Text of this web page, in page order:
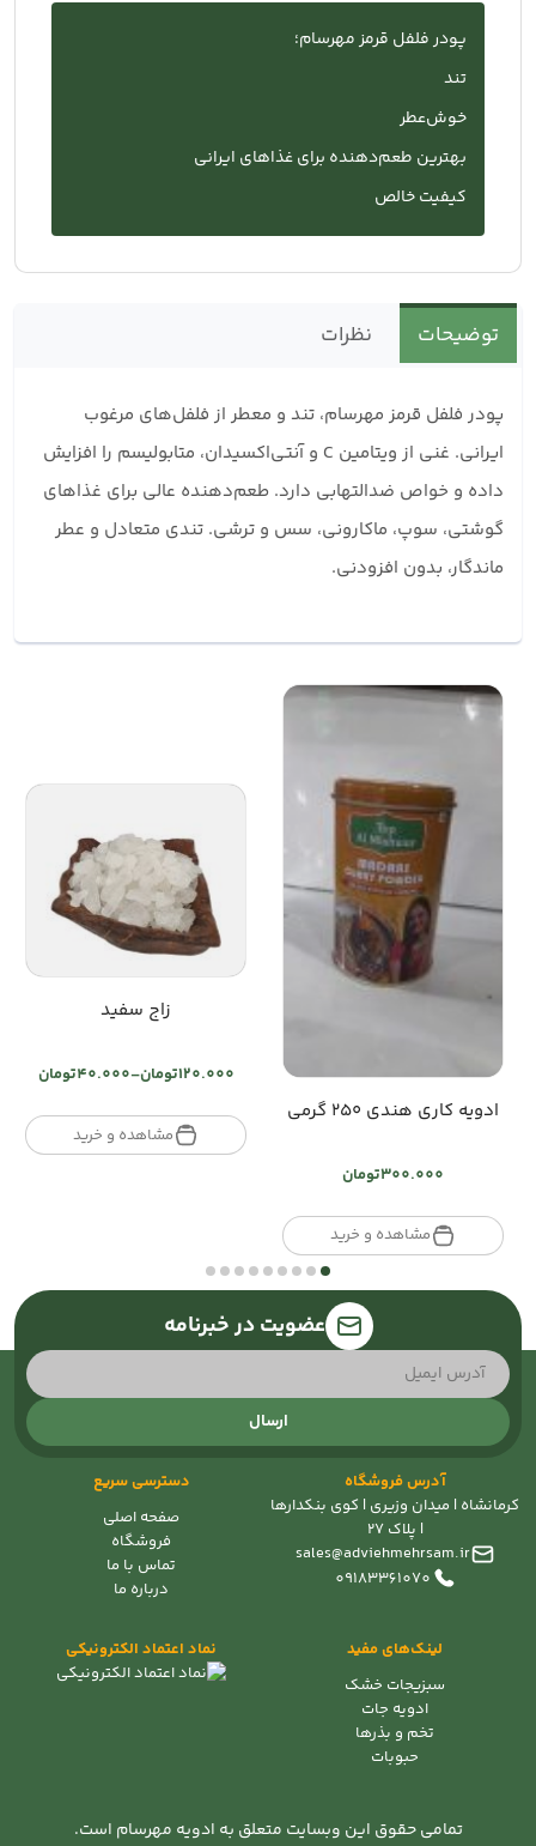
پودر فلفل قرمز مهرسام؛
تند
خوش‌عطر
بهترین طعم‌دهنده برای غذاهای ایرانی
کیفیت خالص
توضیحات نظرات
پودر فلفل قرمز مهرسام، تند و معطر از فلفل‌های مرغوب
ایرانی. غنی از ویتامین C و آنتی‌اکسیدان، متابولیسم را افزایش
داده و خواص ضدالتهابی دارد. طعم‌دهنده عالی برای غذاهای
گوشتی، سوپ، ماکارونی، سس و ترشی. تندی متعادل و عطر
ماندگار، بدون افزودنی.
ادویه کاری هندی ۲۵۰ گرمی
تومان300.000
مشاهده و خرید
زاج سفید
تومان120.000
– تومان40.000
Price
تومان40.000
through
مشاهده و خرید
عضویت در خبرنامه
ارسال
آدرس فروشگاه
کرمانشاه | میدان وزیری | کوی بنکدارها
| پلاک 27
sales@adviehmehrsam.ir
09183361070
دسترسی سریع
صفحه اصلی
فروشگاه
تماس با ما
درباره ما
لینک‌های مفید
سبزیجات خشک
ادویه جات
تخم و بذرها
حبوبات
نماد اعتماد الکترونیکی
تمامی حقوق این وبسایت متعلق به ادویه مهرسام است.